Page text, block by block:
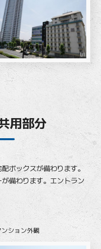
用部分
ボックスが備わります。
備わります。エントラン
ンション外観